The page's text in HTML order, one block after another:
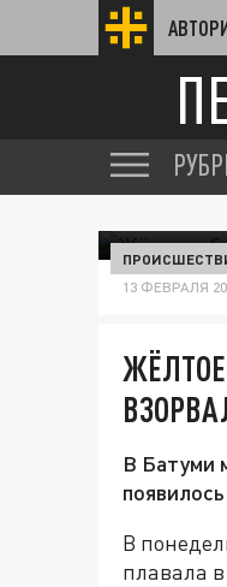
13 ФЕВРАЛЯ
В Батуми
В
плавала